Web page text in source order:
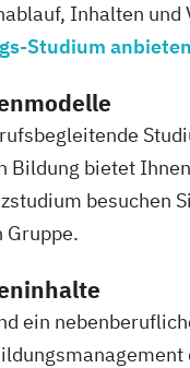
Inhalten
Studium anbieten
Bildung bietet
besuchen
Gruppe.
ein